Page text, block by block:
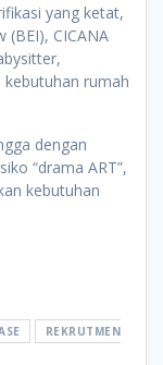
yang ketat,
CICANA
kebutuhan rumah
dengan
“drama ART”,
kebutuhan
REKRUTMEN